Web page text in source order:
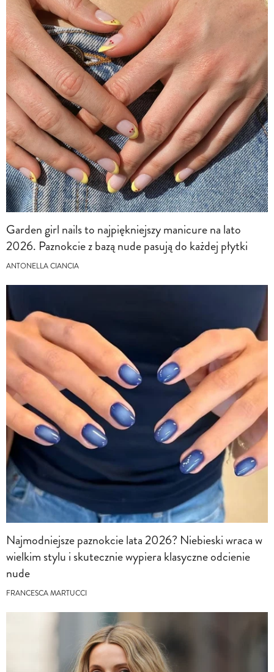
Garden girl nails to najpiękniejszy manicure na lato
2026. Paznokcie z bazą nude pasują do każdej płytki
ANTONELLA CIANCIA
Najmodniejsze paznokcie lata 2026? Niebieski wraca w
wielkim stylu i skutecznie wypiera klasyczne odcienie
nude
FRANCESCA MARTUCCI